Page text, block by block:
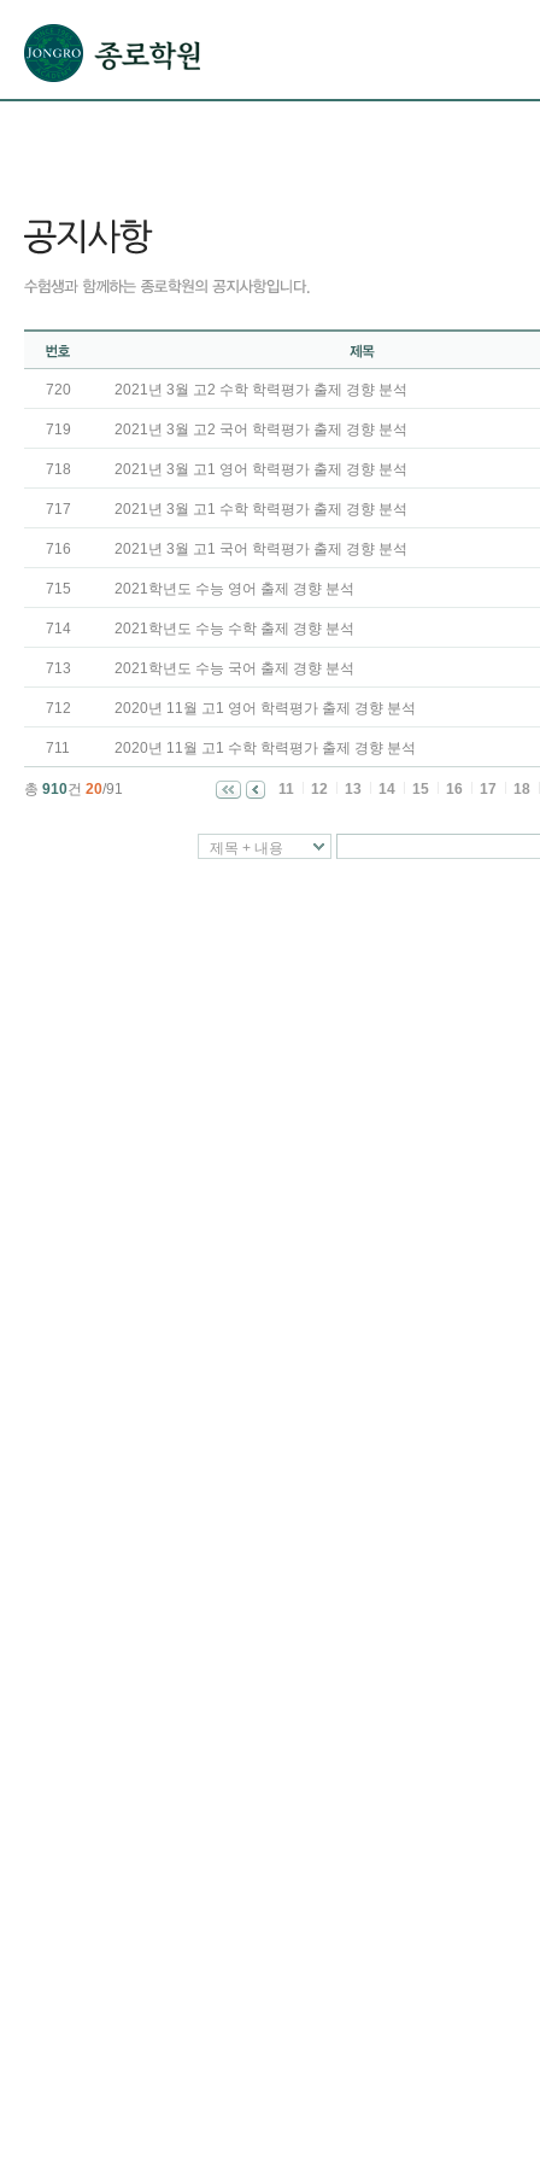
720 2021년 3월 고2 수학 학력평가 출제 경향 분석
719 2021년 3월 고2 국어 학력평가 출제 경향 분석
718 2021년 3월 고1 영어 학력평가 출제 경향 분석
717 2021년 3월 고1 수학 학력평가 출제 경향 분석
716 2021년 3월 고1 국어 학력평가 출제 경향 분석
715 2021학년도 수능 영어 출제 경향 분석
714 2021학년도 수능 수학 출제 경향 분석
713 2021학년도 수능 국어 출제 경향 분석
712 2020년 11월 고1 영어 학력평가 출제 경향 분석
711 2020년 11월 고1 수학 학력평가 출제 경향 분석
총 910건 20/91 11 12 13 14 15 16 17 18
제목 + 내용